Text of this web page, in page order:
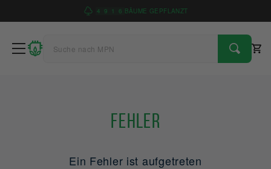
4 9 1 6 BÄUME GEPFLANZT
Fehler
Ein Fehler ist aufgetreten